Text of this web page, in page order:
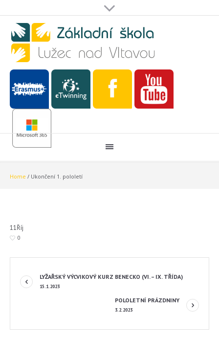
Home / Ukončení 1. pololetí
11Říj
0
LYŽAŘSKÝ VÝCVIKOVÝ KURZ BENECKO (VI. – IX. TŘÍDA)
15.1.2023
POLOLETNÍ PRÁZDNINY
3.2.2023